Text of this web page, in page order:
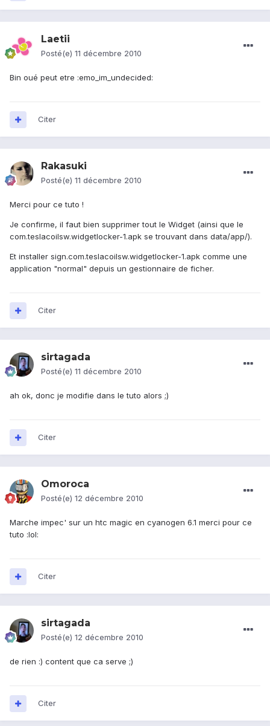
Laetii
Posté(e) 11 décembre 2010
Bin oué peut etre :emo_im_undecided:
Citer
Rakasuki
Posté(e) 11 décembre 2010
Merci pour ce tuto !
Je confirme, il faut bien supprimer tout le Widget (ainsi que le
com.teslacoilsw.widgetlocker-1.apk se trouvant dans data/app/).
Et installer sign.com.teslacoilsw.widgetlocker-1.apk comme une
application "normal" depuis un gestionnaire de ficher.
Citer
sirtagada
Posté(e) 11 décembre 2010
ah ok, donc je modifie dans le tuto alors ;)
Citer
Omoroca
Posté(e) 12 décembre 2010
Marche impec' sur un htc magic en cyanogen 6.1 merci pour ce
tuto :lol:
Citer
sirtagada
Posté(e) 12 décembre 2010
de rien :) content que ca serve ;)
Citer